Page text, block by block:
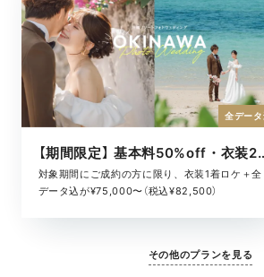
【期間限定】
対象期間にご成約の方に限り、衣装1着ロケ＋全
データ込が¥75,000〜（税込¥82,500）
全データ
その他のプランを見る